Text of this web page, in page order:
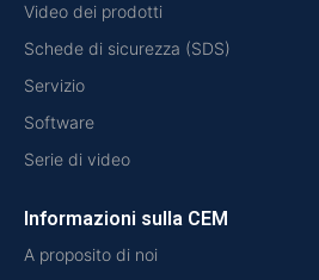
Video dei prodotti
Schede di sicurezza (SDS)
Servizio
Software
Serie di video
Informazioni sulla CEM
A proposito di noi